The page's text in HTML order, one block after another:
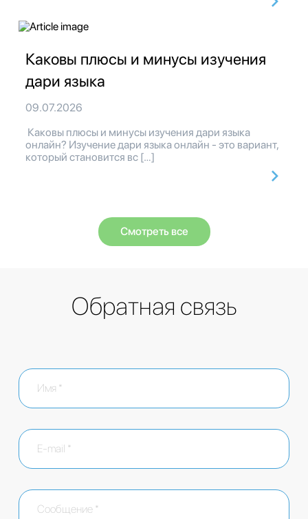
Каковы плюсы и минусы изучения
дари языка
09.07.2026
Каковы плюсы и минусы изучения дари языка
онлайн? Изучение дари языка онлайн - это вариант,
который становится вс […]
Смотреть все
Обратная связь